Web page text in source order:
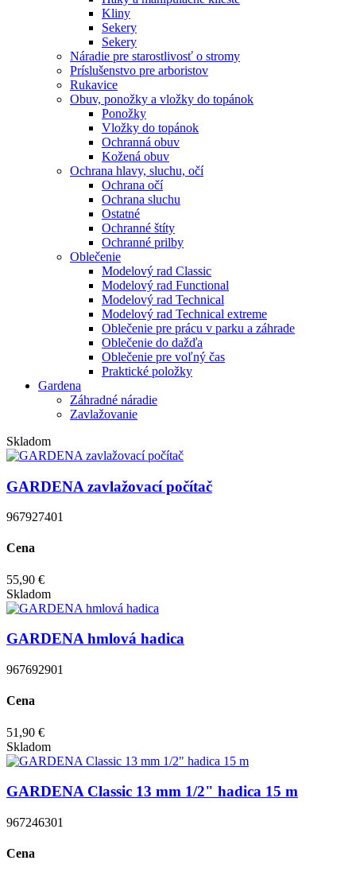
Kliny
Sekery
Sekery
Náradie pre starostlivosť o stromy
Príslušenstvo pre arboristov
Rukavice
Obuv, ponožky a vložky do topánok
Ponožky
Vložky do topánok
Ochranná obuv
Kožená obuv
Ochrana hlavy, sluchu, očí
Ochrana očí
Ochrana sluchu
Ostatné
Ochranné štíty
Ochranné prilby
Oblečenie
Modelový rad Classic
Modelový rad Functional
Modelový rad Technical
Modelový rad Technical extreme
Oblečenie pre prácu v parku a záhrade
Oblečenie do dažďa
Oblečenie pre voľný čas
Praktické položky
Gardena
Záhradné náradie
Zavlažovanie
Skladom
GARDENA zavlažovací počítač
967927401
Cena
55,90 €
Skladom
GARDENA hmlová hadica
967692901
Cena
51,90 €
Skladom
GARDENA Classic 13 mm 1/2" hadica 15 m
967246301
Cena